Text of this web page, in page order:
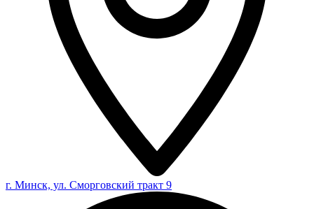
г. Минск, ул. Сморговский тракт 9